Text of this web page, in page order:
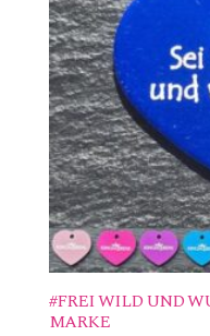
#FREI WILD UND
MARKE